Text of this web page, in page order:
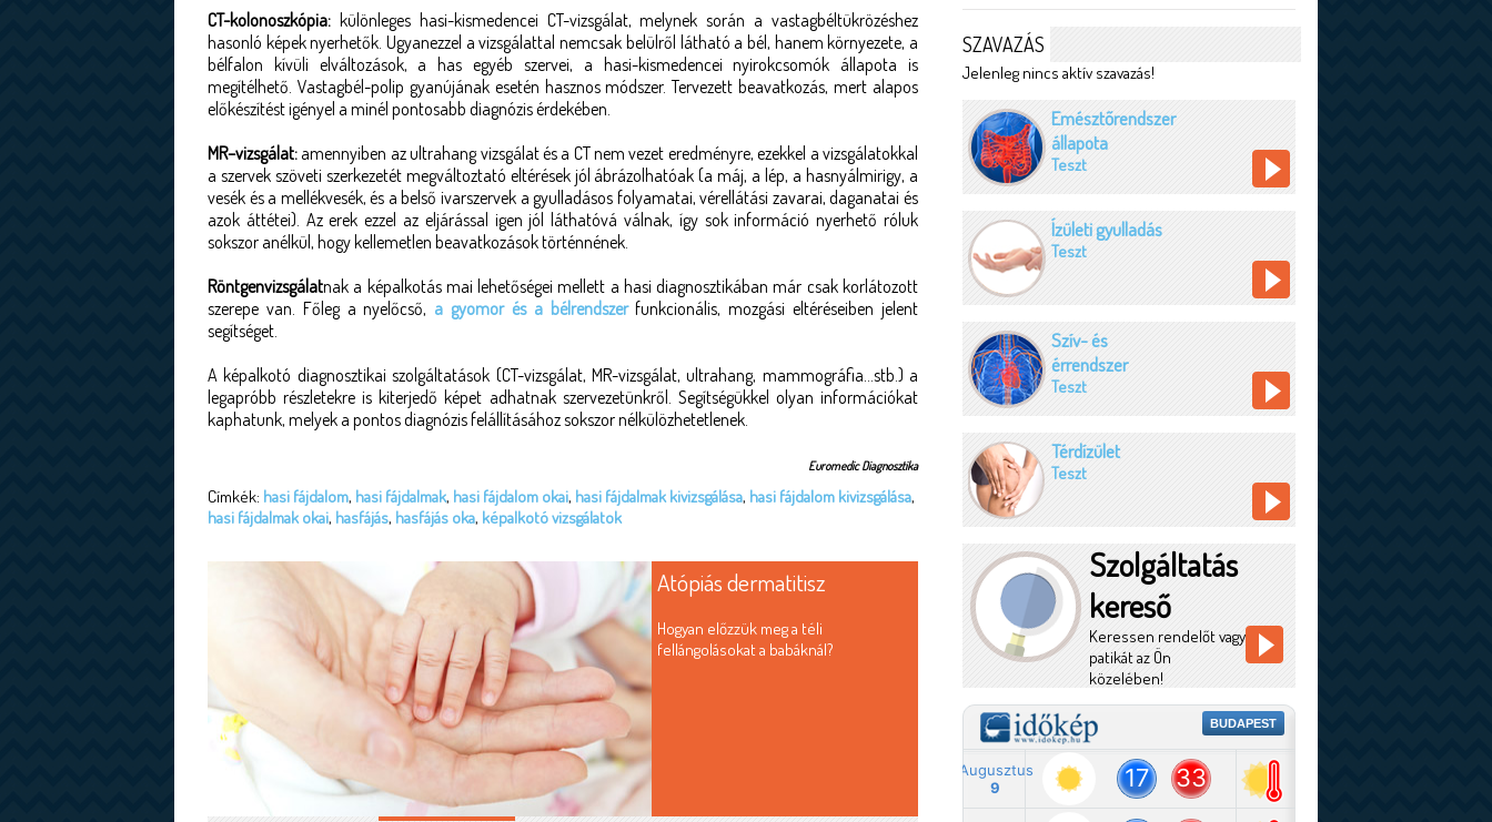
CT-kolonoszkópia: különleges hasi-kismedencei CT-vizsgálat, melynek során a vastagbéltükrözéshez
hasonló képek nyerhetők. Ugyanezzel a vizsgálattal nemcsak belülről látható a bél, hanem környezete, a
bélfalon kívüli elváltozások, a has egyéb szervei, a hasi-kismedencei nyirokcsomók állapota is
megítélhető. Vastagbél-polip gyanújának esetén hasznos módszer. Tervezett beavatkozás, mert alapos
előkészítést igényel a minél pontosabb diagnózis érdekében.
MR–vizsgálat: amennyiben az ultrahang vizsgálat és a CT nem vezet eredményre, ezekkel a vizsgálatokkal
a szervek szöveti szerkezetét megváltoztató eltérések jól ábrázolhatóak (a máj, a lép, a hasnyálmirigy, a
vesék és a mellékvesék, és a belső ivarszervek a gyulladásos folyamatai, vérellátási zavarai, daganatai és
azok áttétei). Az erek ezzel az eljárással igen jól láthatóvá válnak, így sok információ nyerhető róluk
sokszor anélkül, hogy kellemetlen beavatkozások történnének.
Röntgenvizsgálatnak a képalkotás mai lehetőségei mellett a hasi diagnosztikában már csak korlátozott
szerepe van. Főleg a nyelőcső, a gyomor és a bélrendszerfunkcionális, mozgási eltéréseiben jelent
segítséget.
A képalkotó diagnosztikai szolgáltatások (CT-vizsgálat, MR-vizsgálat, ultrahang, mammográfia...stb.) a
legapróbb részletekre is kiterjedő képet adhatnak szervezetünkről. Segítségükkel olyan információkat
kaphatunk, melyek a pontos diagnózis felállításához sokszor nélkülözhetetlenek.
Euromedic Diagnosztika
Címkék: hasi fájdalom, hasi fájdalmak, hasi fájdalom okai, hasi fájdalmak kivizsgálása, hasi fájdalom kivizsgálása,
hasi fájdalmak okai, hasfájás, hasfájás oka, képalkotó vizsgálatok
Atópiás dermatitisz
Hogyan előzzük meg a téli
fellángolásokat a babáknál?
SZAVAZÁS
Jelenleg nincs aktív szavazás!
Emésztőrendszer
állapota
Teszt
Ízületi gyulladás
Teszt
Szív- és
érrendszer
Teszt
Térdízület
Teszt
Szolgáltatás
kereső
Keressen rendelőt vagy
patikát az Ön
közelében!